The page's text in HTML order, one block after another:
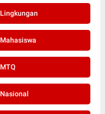
Lingkungan
Mahasiswa
MTQ
Nasional